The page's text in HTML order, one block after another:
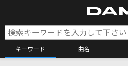
キーワード 曲名